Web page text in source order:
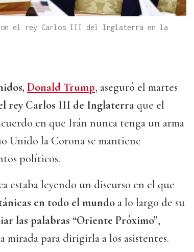
con el rey Carlos III del Inglaterra en la
Donald Trump, aseguró el martes
rey Carlos III de Inglaterraque el
en que Irán nunca tenga un arma
Unido la Corona se mantiene
políticos.
estaba leyendo un discurso en el que
en todo el mundo a lo largo de su
las palabras “Oriente Próximo”,
para dirigirla a los asistentes.